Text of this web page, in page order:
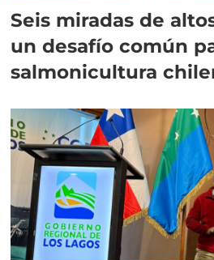
Seis miradas de
un desafío común
salmonicultura